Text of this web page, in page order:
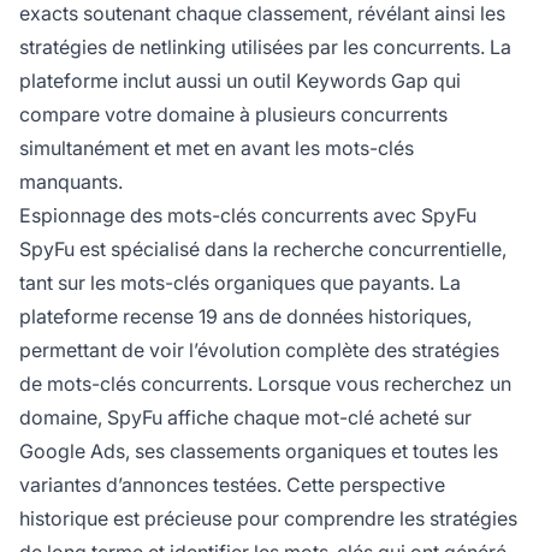
exacts soutenant chaque classement, révélant ainsi les
stratégies de netlinking utilisées par les concurrents. La
plateforme inclut aussi un outil Keywords Gap qui
compare votre domaine à plusieurs concurrents
simultanément et met en avant les mots-clés
manquants.
Espionnage des mots-clés concurrents avec SpyFu
SpyFu est spécialisé dans la recherche concurrentielle,
tant sur les mots-clés organiques que payants. La
plateforme recense 19 ans de données historiques,
permettant de voir l’évolution complète des stratégies
de mots-clés concurrents. Lorsque vous recherchez un
domaine, SpyFu affiche chaque mot-clé acheté sur
Google Ads, ses classements organiques et toutes les
variantes d’annonces testées. Cette perspective
historique est précieuse pour comprendre les stratégies